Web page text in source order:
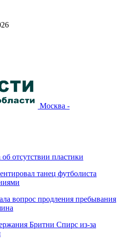
Москва -
отсутствии пластики
танец футболиста
вопрос продления пребывания
Бритни Спирс из-за